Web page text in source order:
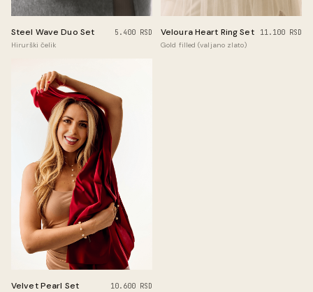
Steel Wave Duo Set
5.400 RSD
Hirurški čelik
Veloura Heart Ring Set
11.100 RSD
Gold filled (valjano zlato)
Velvet Pearl Set
10.600 RSD